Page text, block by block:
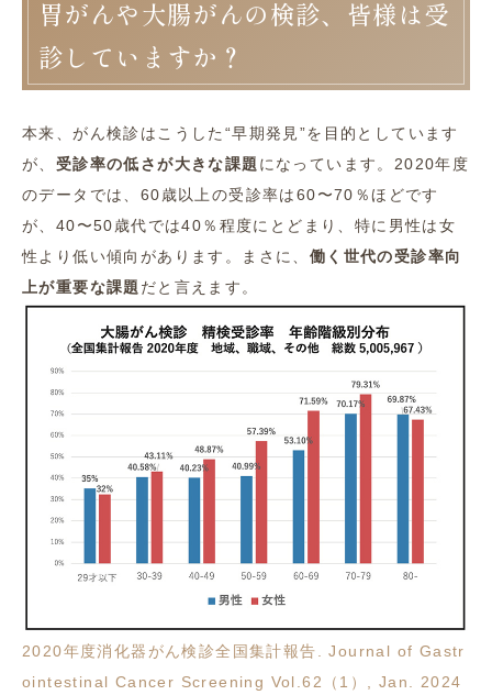
胃がんや大腸がんの検診、皆様は受
診していますか？
本来、がん検診はこうした“早期発見”を目的としています
が、 受診率の低さが大きな課題 になっています。2020年度
のデータでは、60歳以上の受診率は60〜70％ほどです
が、40〜50歳代では40％程度にとどまり、特に男性は女
性より低い傾向があります。まさに、 働く世代の受診率向
上が重要な課題 だと言えます。
2020年度消化器がん検診全国集計報告. Journal of Gastr
ointestinal Cancer Screening Vol.62（1）, Jan. 2024